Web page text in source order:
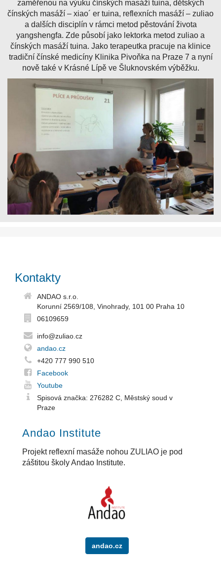
zaměřenou na výuku čínských masáží tuina, dětských
čínských masáží – xiao´ er tuina, reflexních masáží – zuliao
a dalších disciplín v rámci metod pěstování života
yangshengfa. Zde působí jako lektorka metod zuliao a
čínských masáží tuina. Jako terapeutka pracuje na klinice
tradiční čínské medicíny Klinika Pivoňka na Praze 7 a nyní
nově také v Krásné Lípě ve Šluknovském výběžku.
Kontakty
ANDAO s.r.o.
Korunní 2569/108, Vinohrady, 101 00 Praha 10
06109659
info@zuliao.cz
andao.cz
+420 777 990 510
Facebook
Youtube
Spisová značka: 276282 C, Městský soud v
Praze
Andao Institute
Projekt reflexní masáže nohou ZULIAO je pod
záštitou školy Andao Institute.
andao.cz